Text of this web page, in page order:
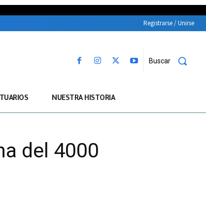
Registrarse / Unirse
Buscar
NUESTRA HISTORIA
del 4000